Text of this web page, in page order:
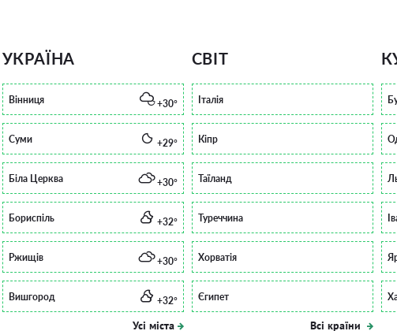
УКРАЇНА
Вінниця +30°
Суми +29°
Біла Церква +30°
Бориспіль +32°
Ржищів +30°
Вишгород +32°
Усі міста
СВІТ
Італія
Кіпр
Таїланд
Туреччина
Хорватія
Єгипет
Всі країни